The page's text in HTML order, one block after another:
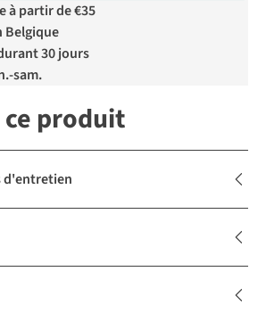
à partir de €35
Belgique
30 jours
sam.
ce produit
d'entretien